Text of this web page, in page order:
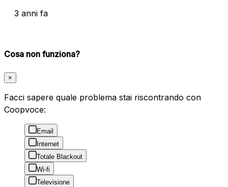
3 anni fa
Cosa non funziona?
×
Facci sapere quale problema stai riscontrando con
Coopvoce:
Email
Internet
Totale Blackout
Wi-fi
Televisione